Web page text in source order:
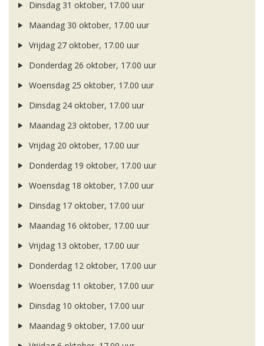
Dinsdag 31 oktober, 17.00 uur
Maandag 30 oktober, 17.00 uur
Vrijdag 27 oktober, 17.00 uur
Donderdag 26 oktober, 17.00 uur
Woensdag 25 oktober, 17.00 uur
Dinsdag 24 oktober, 17.00 uur
Maandag 23 oktober, 17.00 uur
Vrijdag 20 oktober, 17.00 uur
Donderdag 19 oktober, 17.00 uur
Woensdag 18 oktober, 17.00 uur
Dinsdag 17 oktober, 17.00 uur
Maandag 16 oktober, 17.00 uur
Vrijdag 13 oktober, 17.00 uur
Donderdag 12 oktober, 17.00 uur
Woensdag 11 oktober, 17.00 uur
Dinsdag 10 oktober, 17.00 uur
Maandag 9 oktober, 17.00 uur